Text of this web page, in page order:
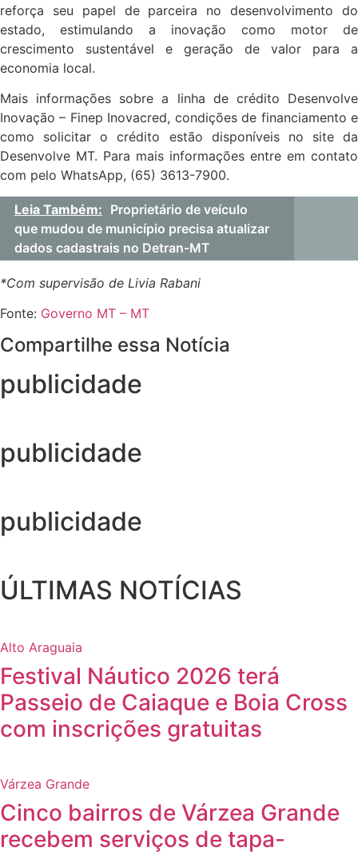
reforça seu papel de parceira no desenvolvimento do
estado, estimulando a inovação como motor de
crescimento sustentável e geração de valor para a
economia local.
Mais informações sobre a linha de crédito Desenvolve
Inovação – Finep Inovacred, condições de financiamento e
como solicitar o crédito estão disponíveis no site da
Desenvolve MT. Para mais informações entre em contato
com pelo WhatsApp, (65) 3613-7900.
Leia Também: Proprietário de veículo
que mudou de município precisa atualizar
dados cadastrais no Detran-MT
*Com supervisão de Livia Rabani
Fonte: Governo MT – MT
Compartilhe essa Notícia
publicidade
publicidade
publicidade
ÚLTIMAS NOTÍCIAS
Alto Araguaia
Festival Náutico 2026 terá
Passeio de Caiaque e Boia Cross
com inscrições gratuitas
Várzea Grande
Cinco bairros de Várzea Grande
recebem serviços de tapa-